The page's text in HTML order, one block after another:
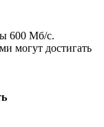
600 Мб/с.
могут достигать